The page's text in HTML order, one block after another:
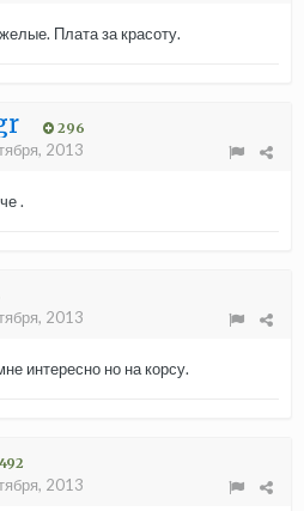
Плата за красоту.
296
2013
.
2013
интересно но на корсу.
492
2013